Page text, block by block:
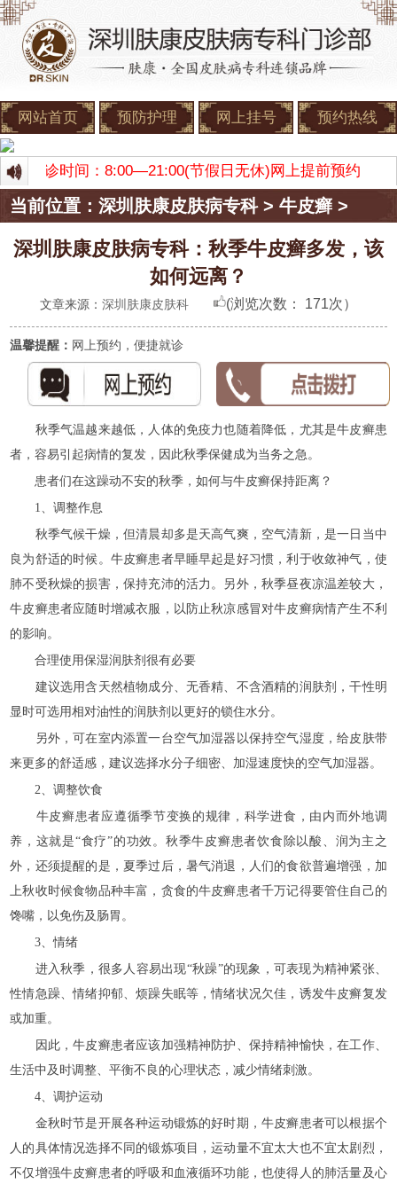
网站首页 预防护理 网上挂号 预约热线
康 门诊时间：8:00—21:00(节假日无休)网上提前预约，免
当前位置：深圳肤康皮肤病专科>牛皮癣 >
深圳肤康皮肤病专科：秋季牛皮癣多发，该
如何远离？
文章来源： 深圳肤康皮肤科 (浏览次数： 171次）
温馨提醒： 网上预约，便捷就诊
秋季气温越来越低，人体的免疫力也随着降低，尤其是牛皮癣患
者，容易引起病情的复发，因此秋季保健成为当务之急。
患者们在这躁动不安的秋季，如何与牛皮癣保持距离？
1、调整作息
秋季气候干燥，但清晨却多是天高气爽，空气清新，是一日当中
良为舒适的时候。牛皮癣患者早睡早起是好习惯，利于收敛神气，使
肺不受秋燥的损害，保持充沛的活力。另外，秋季昼夜凉温差较大，
牛皮癣患者应随时增减衣服，以防止秋凉感冒对牛皮癣病情产生不利
的影响。
合理使用保湿润肤剂很有必要
建议选用含天然植物成分、无香精、不含酒精的润肤剂，干性明
显时可选用相对油性的润肤剂以更好的锁住水分。
另外，可在室内添置一台空气加湿器以保持空气湿度，给皮肤带
来更多的舒适感，建议选择水分子细密、加湿速度快的空气加湿器。
2、调整饮食
牛皮癣患者应遵循季节变换的规律，科学进食，由内而外地调
养，这就是“食疗”的功效。秋季牛皮癣患者饮食除以酸、润为主之
外，还须提醒的是，夏季过后，暑气消退，人们的食欲普遍增强，加
上秋收时候食物品种丰富，贪食的牛皮癣患者千万记得要管住自己的
馋嘴，以免伤及肠胃。
3、情绪
进入秋季，很多人容易出现“秋躁”的现象，可表现为精神紧张、
性情急躁、情绪抑郁、烦躁失眠等，情绪状况欠佳，诱发牛皮癣复发
或加重。
因此，牛皮癣患者应该加强精神防护、保持精神愉快，在工作、
生活中及时调整、平衡不良的心理状态，减少情绪刺激。
4、调护运动
金秋时节是开展各种运动锻炼的好时期，牛皮癣患者可以根据个
人的具体情况选择不同的锻炼项目，运动量不宜太大也不宜太剧烈，
不仅增强牛皮癣患者的呼吸和血液循环功能，也使得人的肺活量及心